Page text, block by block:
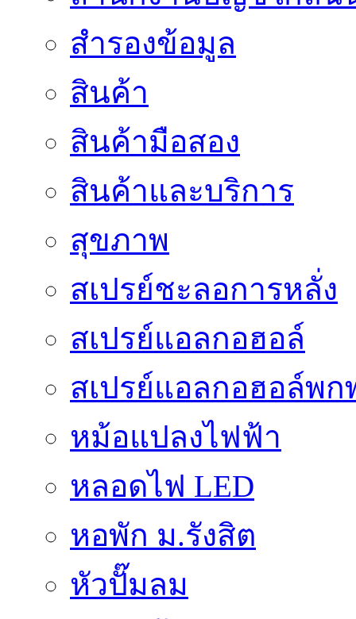
สำรองข้อมูล
สินค้า
สินค้ามือสอง
สินค้าและบริการ
สุขภาพ
สเปรย์ชะลอการหลั่ง
สเปรย์แอลกอฮอล์
สเปรย์แอลกอฮอล์พก
หม้อแปลงไฟฟ้า
หลอดไฟ LED
หอพัก ม.รังสิต
หัวปั๊มลม